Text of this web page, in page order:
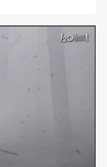
prima
proprio come i